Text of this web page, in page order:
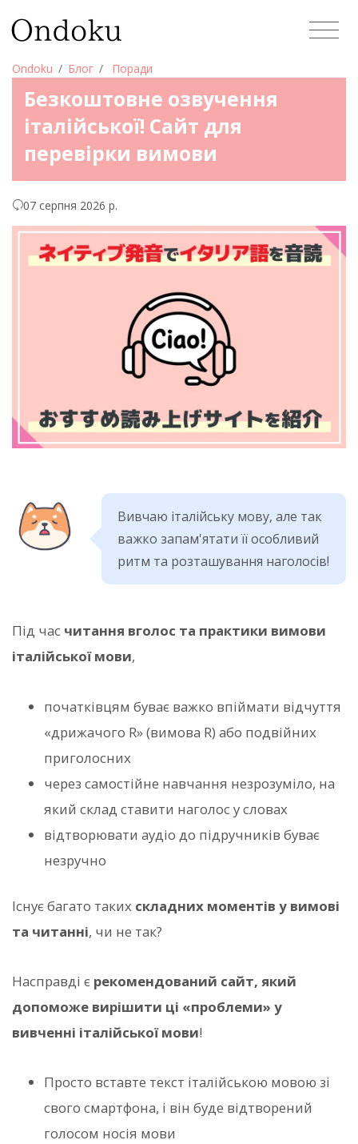
Ondoku Блог Поради
Безкоштовне озвучення
італійської! Сайт для
перевірки вимови
07 серпня 2026 р.
Вивчаю італійську мову, але так
важко запам'ятати її особливий
ритм та розташування наголосів!
Під час читання вголос та практики вимови
італійської мови,
початківцям буває важко впіймати відчуття
«дрижачого R» (вимова R) або подвійних
приголосних
через самостійне навчання незрозуміло, на
який склад ставити наголос у словах
відтворювати аудіо до підручників буває
незручно
Існує багато таких складних моментів у вимові
та читанні, чи не так?
Насправді є рекомендований сайт, який
допоможе вирішити ці «проблеми» у
вивченні італійської мови!
Просто вставте текст італійською мовою зі
свого смартфона, і він буде відтворений
голосом носія мови